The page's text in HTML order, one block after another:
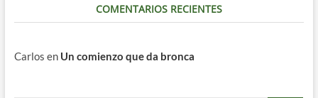
COMENTARIOS RECIENTES
Carlos en Un comienzo que da bronca